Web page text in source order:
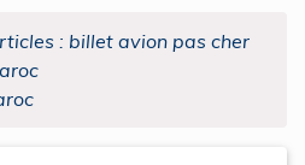
: billet avion pas cher